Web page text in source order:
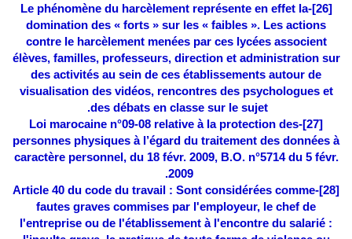
[26]
-Le phénomène du harcèlement représente en effet la
domination des « forts » sur les « faibles ». Les actions
contre le harcèlement menées par ces lycées associent
élèves, familles, professeurs, direction et administration sur
des activités au sein de ces établissements autour de
visualisation des vidéos, rencontres des psychologues et
des débats en classe sur le sujet.
[27]
-
Loi marocaine n°09-08 relative à la protection des
personnes physiques à l’égard du traitement des données à
caractère personnel, du 18 févr. 2009, B.O. n°5714 du 5 févr.
2009.
[28]-
Article 40 du code du travail : Sont considérées comme
fautes graves commises par l'employeur, le chef de
l'entreprise ou de l'établissement à l'encontre du salarié :